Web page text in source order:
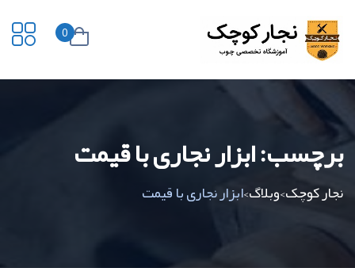
0
برچسب:ابزار نجاری با قیمت
نجار کوچک>وبلاگ>ابزار نجاری با قیمت